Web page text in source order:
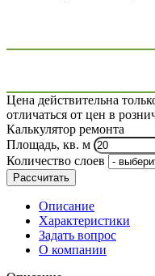
Цена действительна
отличаться от цен в
Калькулятор ремонта
Площадь, кв. м
Количество слоев
Рассчитать
Описание
Характеристики
Задать вопрос
О компании